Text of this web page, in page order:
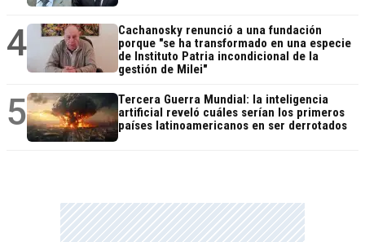
4
Cachanosky renunció a una fundación
porque "se ha transformado en una especie
de Instituto Patria incondicional de la
gestión de Milei"
5
Tercera Guerra Mundial: la inteligencia
artificial reveló cuáles serían los primeros
países latinoamericanos en ser derrotados